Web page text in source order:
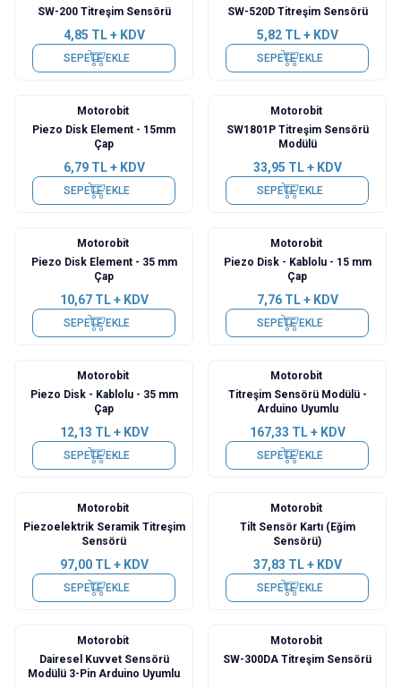
SW-200 Titreşim Sensörü
4,85 TL + KDV
SEPETE EKLE
SW-520D Titreşim Sensörü
5,82TL + KDV
SEPETE EKLE
Motorobit
Piezo Disk Element - 15mm
Çap
6,79TL + KDV
SEPETE EKLE
Motorobit
SW1801P Titreşim Sensörü
Modülü
33,95 TL + KDV
SEPETE EKLE
Motorobit
Piezo Disk Element - 35 mm
Çap
10,67TL + KDV
SEPETE EKLE
Motorobit
Piezo Disk - Kablolu - 15 mm
Çap
7,76TL + KDV
SEPETE EKLE
Motorobit
Piezo Disk - Kablolu - 35 mm
Çap
12,13 TL + KDV
SEPETE EKLE
Motorobit
Titreşim Sensörü Modülü -
Arduino Uyumlu
167,33 TL + KDV
SEPETE EKLE
Motorobit
Piezoelektrik Seramik Titreşim
Sensörü
97,00TL + KDV
SEPETE EKLE
Motorobit
Tilt Sensör Kartı (Eğim
Sensörü)
37,83 TL + KDV
SEPETE EKLE
Motorobit
Dairesel Kuvvet Sensörü
Modülü 3-Pin Arduino Uyumlu
Motorobit
SW-300DA Titreşim Sensörü